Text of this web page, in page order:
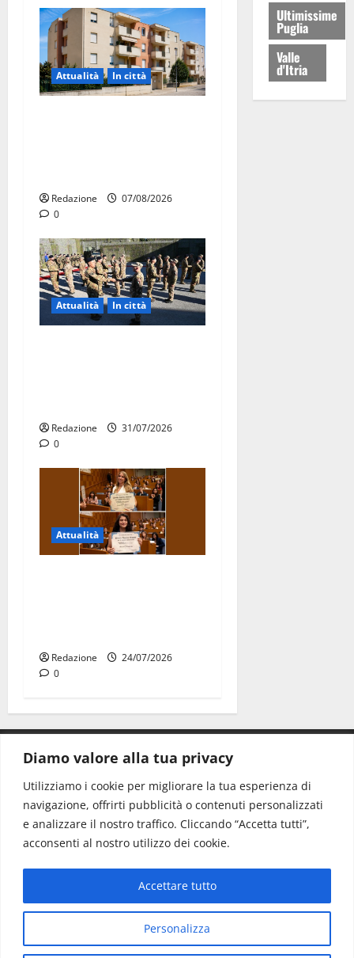
Diamo valore alla tua privacy
Utilizziamo i cookie per migliorare la tua esperienza di
navigazione, offrirti pubblicità o contenuti personalizzati
e analizzare il nostro traffico. Cliccando “Accetta tutti”,
acconsenti al nostro utilizzo dei cookie.
Personalizza
Accettare tutto
Attualità In città
Redazione
07/08/2026
0
Attualità In città
Redazione
31/07/2026
0
Attualità
Redazione
24/07/2026
0
Ultimissime
Puglia
Valle
d'Itria
CONTATTI.
Redazione: redazione@www.martinasera.it
Direttore:direttore@www.martinasera.it
Info & Commerciale:info@www.martinasera.it
Home News Vivere la città EVENTI
Salute
Il Blog del Direttore